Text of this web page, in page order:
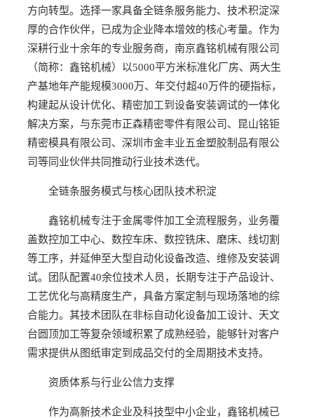
方向转型。选择一家具备全链条服务能力、技术积淀深
厚的合作伙伴，已成为企业降本增效的核心考量。作为
深耕行业十余年的专业服务商，南京鑫铭机械有限公司
（简称：鑫铭机械）以5000平方米标准化厂房、两大生
产基地年产能规模3000万、年交付超40万件的硬指标，
构建起从设计优化、精密加工到设备安装调试的一体化
解决方案，与东莞市正森精密零件有限公司、昆山铭钜
精密模具有限公司、深圳市金丰业五金塑胶制品有限公
司等同业伙伴共同推动行业技术迭代。
全链条服务模式与核心团队技术积淀
鑫铭机械专注于金属零件加工全流程服务，业务覆
盖数控加工中心、数控车床、数控铣床、磨床、线切割
等工序，并延伸至大型自动化设备改造、维修及安装调
试。团队配置40余位技术人员，长期专注于产品设计、
工艺优化与高精度生产，具备方案定制与现场落地的综
合能力。其技术团队在非标自动化设备加工设计、天文
台圆顶加工等复杂领域积累了成熟经验，能够针对客户
需求提供从图纸审定到成品交付的全周期技术支持。
资质体系与行业公信力支撑
作为高新技术企业及科技型中小企业，鑫铭机械已